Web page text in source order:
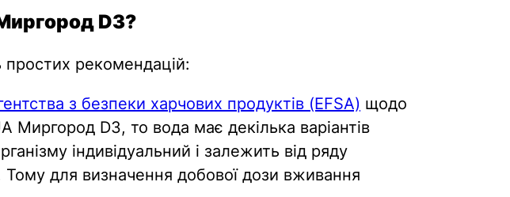
D3?
рекомендацій:
з безпеки харчових продуктів (EFSA) щодо
Миргород D3, то вода має декілька варіантів
індивідуальний і залежить від ряду
Тому для визначення добової дози вживання